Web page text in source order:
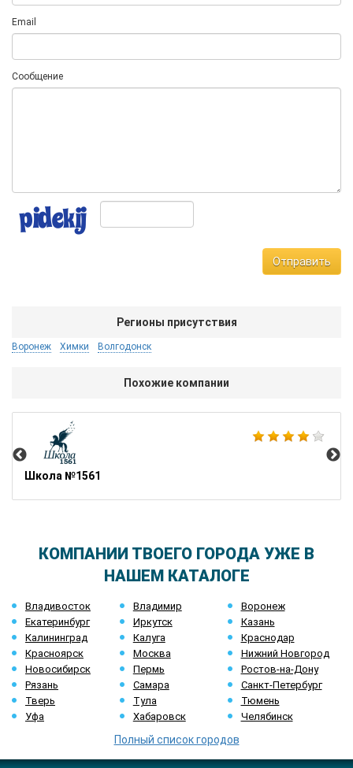
Email
Сообщение
Отправить
Регионы присутствия
Воронеж Химки Волгодонск
Похожие компании
Школа №1561
КОМПАНИИ ТВОЕГО ГОРОДА УЖЕ В
НАШЕМ КАТАЛОГЕ
Владивосток Владимир
Воронеж
Екатеринбург
Иркутск
Казань
Калининград
Калуга
Краснодар
Красноярск
Москва
Нижний Новгород
Новосибирск
Пермь
Ростов-на-Дону
Рязань
Самара
Санкт-Петербург
Тверь
Тула
Тюмень
Уфа
Хабаровск Челябинск
Полный список городов